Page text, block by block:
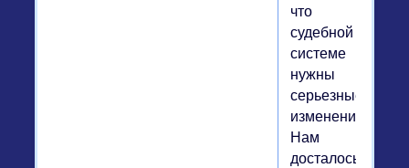
что
судебной
системе
нужны
серьезные
изменения.
Нам
досталось